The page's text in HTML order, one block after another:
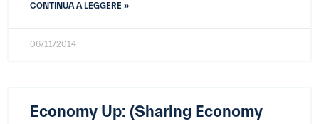
CONTINUA A LEGGERE »
06/11/2014
Economy Up: (Sharing Economy